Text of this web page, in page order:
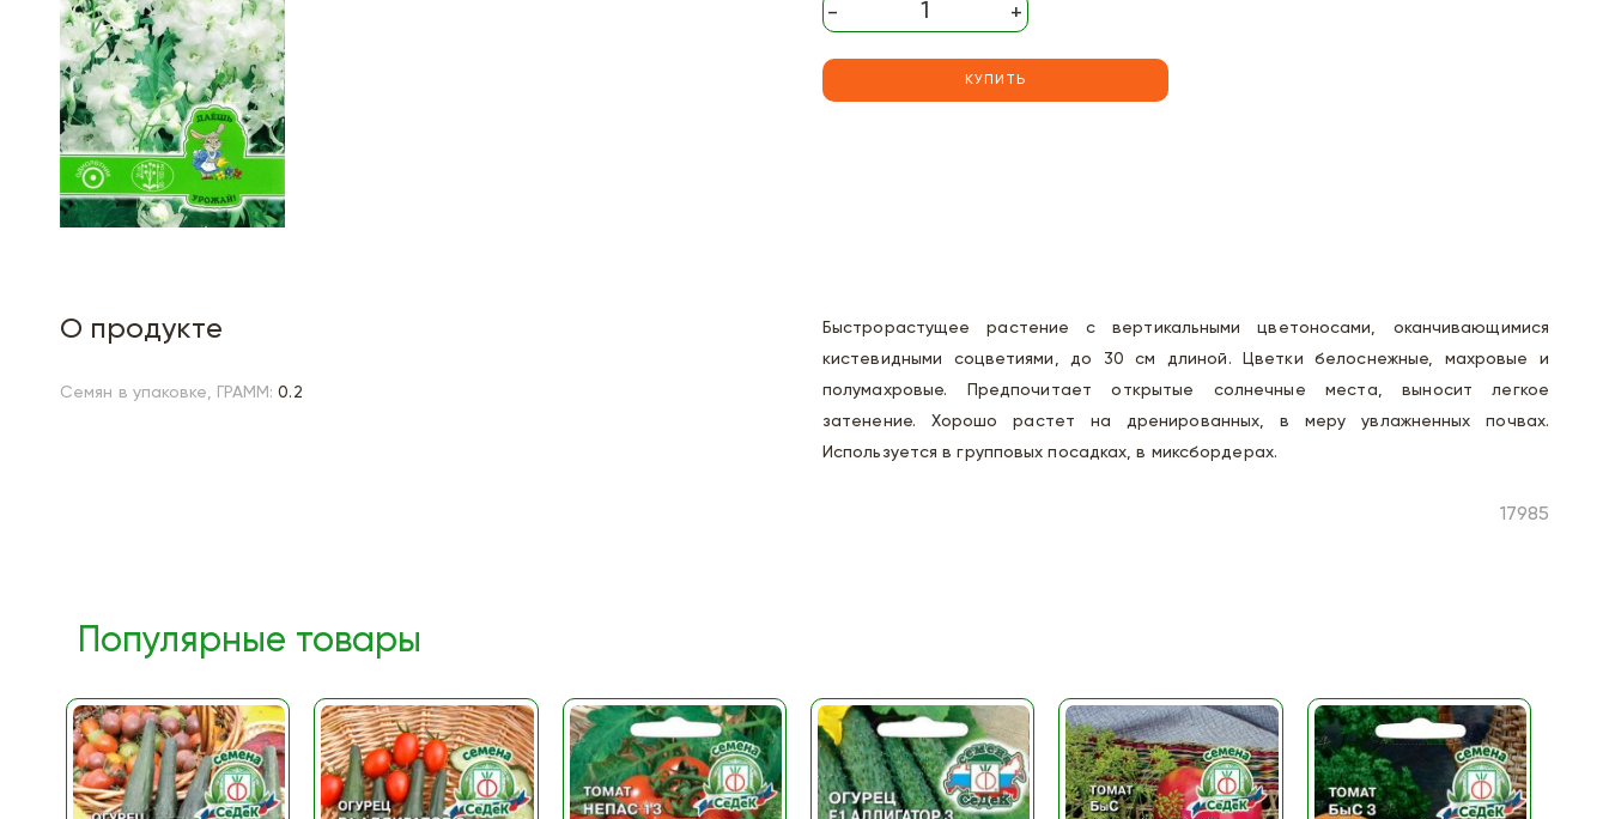
- +
КУПИТЬ
О продукте
Семян в упаковке, ГРАММ: 0.2
Быстрорастущее растение с вертикальными цветоносами, оканчивающимися
кистевидными соцветиями, до 30 см длиной. Цветки белоснежные, махровые и
полумахровые. Предпочитает открытые солнечные места, выносит легкое
затенение. Хорошо растет на дренированных, в меру увлажненных почвах.
Используется в групповых посадках, в миксбордерах.
17985
Популярные товары